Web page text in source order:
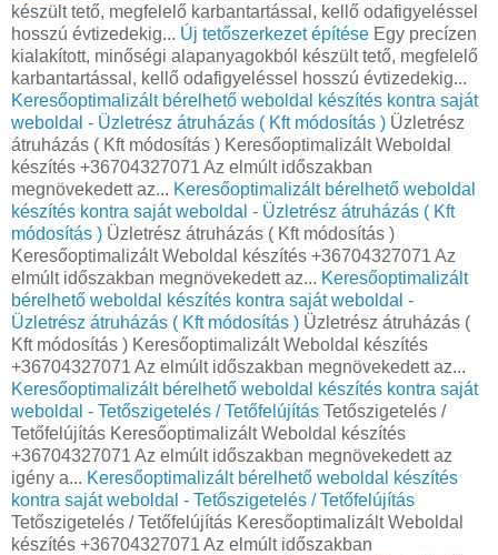
készült tető, megfelelő karbantartással, kellő odafigyeléssel
hosszú évtizedekig... Új tetőszerkezet építése Egy precízen
kialakított, minőségi alapanyagokból készült tető, megfelelő
karbantartással, kellő odafigyeléssel hosszú évtizedekig...
Keresőoptimalizált bérelhető weboldal készítés kontra saját
weboldal - Üzletrész átruházás ( Kft módosítás ) Üzletrész
átruházás ( Kft módosítás ) Keresőoptimalizált Weboldal
készítés +36704327071 Az elmúlt időszakban
megnövekedett az... Keresőoptimalizált bérelhető weboldal
készítés kontra saját weboldal - Üzletrész átruházás ( Kft
módosítás ) Üzletrész átruházás ( Kft módosítás )
Keresőoptimalizált Weboldal készítés +36704327071 Az
elmúlt időszakban megnövekedett az... Keresőoptimalizált
bérelhető weboldal készítés kontra saját weboldal -
Üzletrész átruházás ( Kft módosítás ) Üzletrész átruházás (
Kft módosítás ) Keresőoptimalizált Weboldal készítés
+36704327071 Az elmúlt időszakban megnövekedett az...
Keresőoptimalizált bérelhető weboldal készítés kontra saját
weboldal - Tetőszigetelés / Tetőfelújítás Tetőszigetelés /
Tetőfelújítás Keresőoptimalizált Weboldal készítés
+36704327071 Az elmúlt időszakban megnövekedett az
igény a... Keresőoptimalizált bérelhető weboldal készítés
kontra saját weboldal - Tetőszigetelés / Tetőfelújítás
Tetőszigetelés / Tetőfelújítás Keresőoptimalizált Weboldal
készítés +36704327071 Az elmúlt időszakban